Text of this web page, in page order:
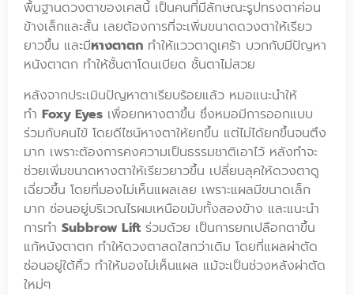
พื้นฐานดวงตาของเคสนี้ เป็นคนที่มีลักษณะรูปทรงตาค่อน
ข้างเล็กและสั้น เลยต้องการที่จะเพิ่มขนาดดวงตาให้เรียว
ยาวขึ้น และมีหางตาตก ทำให้แววตาดูเศร้า บวกกับมีปัญหา
หนังตาตก ทำให้ชั้นตาโดนเบียด ชั้นตาไม่สวย
หลังจากประเมินปัญหาตาเรียบร้อยแล้ว หมอแนะนำให้
ทำ Foxy Eyes เพื่อยกหางตาขึ้น ซึ่งหมอมีการออกแบบ
ร่วมกับคนไข้ โดยดีไซน์หางตาให้ยกขึ้น แต่ไม่ได้ยกขึ้นจนตึง
มาก เพราะต้องการคงความเป็นธรรมชาติเอาไว้ หลังทำจะ
ช่วยเพิ่มขนาดหางตาให้เรียวยาวขึ้น เปลี่ยนลุคให้ดวงตาดู
เฉี่ยวขึ้น โดยที่มองไม่เห็นแผลเลย เพราะแผลมีขนาดเล็ก
มาก ซ่อนอยู่บริเวณไรผมเหนือขมับทั้งสองข้าง และแนะนำ
การทำ Subbrow Lift ร่วมด้วย เป็นการยกเปลือกตาขึ้น
แก้หนังตาตก ทำให้ดวงตาสดใสกว่าเดิม โดยที่แผลผ่าตัด
ซ่อนอยู่ใต้คิ้ว ทำให้มองไม่เห็นแผล แม้จะเป็นช่วงหลังผ่าตัด
ใหม่ๆ